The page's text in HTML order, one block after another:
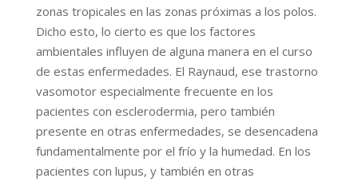
zonas tropicales en las zonas próximas a los polos.
Dicho esto, lo cierto es que los factores
ambientales influyen de alguna manera en el curso
de estas enfermedades. El Raynaud, ese trastorno
vasomotor especialmente frecuente en los
pacientes con esclerodermia, pero también
presente en otras enfermedades, se desencadena
fundamentalmente por el frío y la humedad. En los
pacientes con lupus, y también en otras